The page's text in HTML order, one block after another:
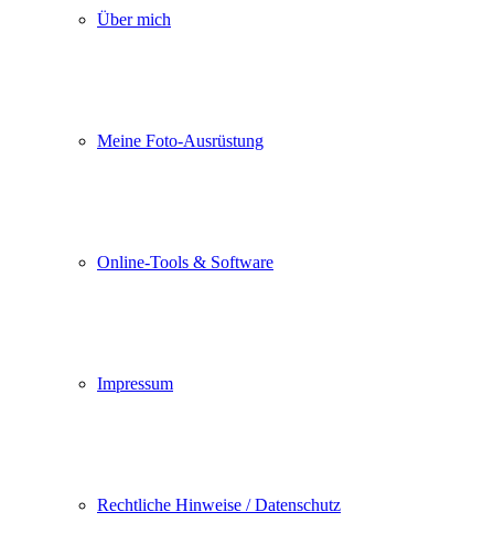
Über mich
Meine Foto-Ausrüstung
Online-Tools & Software
Impressum
Rechtliche Hinweise / Datenschutz